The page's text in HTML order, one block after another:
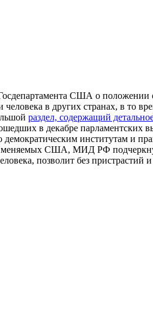
США о положении
в других странах, в то
раздел, содержащий
в декабре
институтам и
США, МИД РФ
позволит без пристрастий